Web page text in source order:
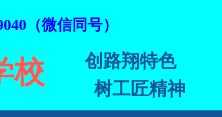
创路翔特色
树工匠精神
校
（微信同号）